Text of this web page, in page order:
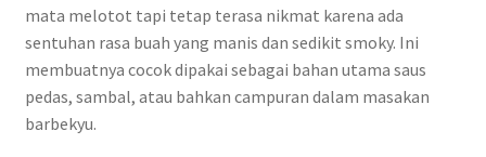
mata melotot tapi tetap terasa nikmat karena ada
sentuhan rasa buah yang manis dan sedikit smoky. Ini
membuatnya cocok dipakai sebagai bahan utama saus
pedas, sambal, atau bahkan campuran dalam masakan
barbekyu.